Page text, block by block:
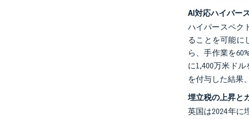
AI対応ハイパー
ハイパースペク
ることを可能に
ら、手作業を
に1,400万米ドル
を付与した結果
埋立税の上昇と
英国は2024年に